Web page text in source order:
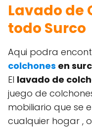
Lavado de
todo Surco
Aqui podra
colchones en
El lavado de
juego de
mobiliario que se
cualquier hogar ,